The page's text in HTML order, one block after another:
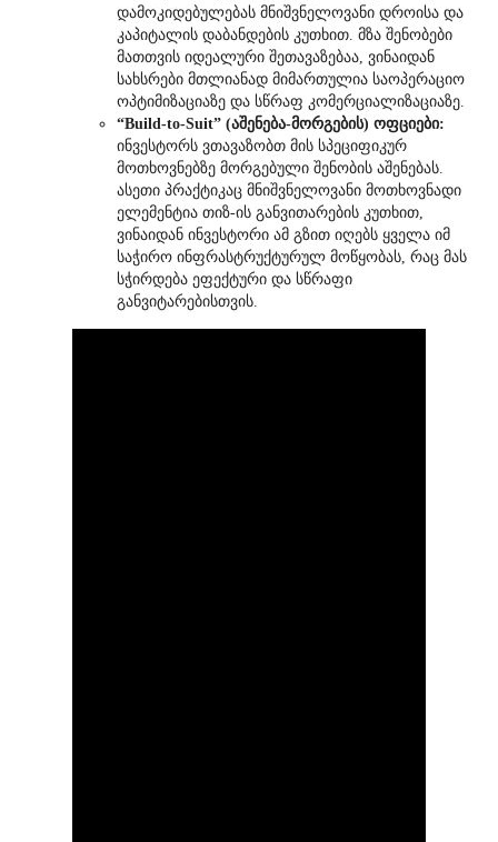
დამოკიდებულებას მნიშვნელოვანი დროისა და
კაპიტალის დაბანდების კუთხით. მზა შენობები
მათთვის იდეალური შეთავაზებაა, ვინაიდან
სახსრები მთლიანად მიმართულია საოპერაციო
ოპტიმიზაციაზე და სწრაფ კომერციალიზაციაზე.
“Build-to-Suit” (აშენება-მორგების) ოფციები:
ინვესტორს ვთავაზობთ მის სპეციფიკურ
მოთხოვნებზე მორგებული შენობის აშენებას.
ასეთი პრაქტიკაც მნიშვნელოვანი მოთხოვნადი
ელემენტია თიზ-ის განვითარების კუთხით,
ვინაიდან ინვესტორი ამ გზით იღებს ყველა იმ
საჭირო ინფრასტრუქტურულ მოწყობას, რაც მას
სჭირდება ეფექტური და სწრაფი
განვიტარებისთვის.